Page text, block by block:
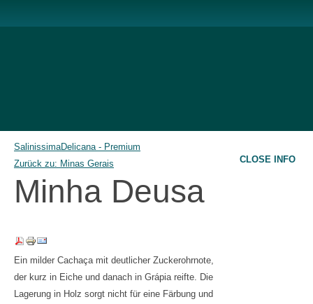
SalinissimaDelicana - Premium
Zurück zu: Minas Gerais
Minha Deusa
Ein milder Cachaça mit deutlicher Zuckerohrnote,
der kurz in Eiche und danach in Grápia reifte. Die
Lagerung in Holz sorgt nicht für eine Färbung und
CLOSE INFO